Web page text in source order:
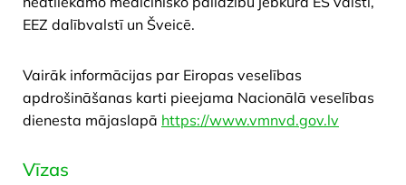
EEZ dalībvalstī un Šveicē.
Vairāk informācijas par Eiropas veselības
apdrošināšanas karti pieejama Nacionālā veselības
dienesta mājaslapā https://www.vmnvd.gov.lv
Vīzas